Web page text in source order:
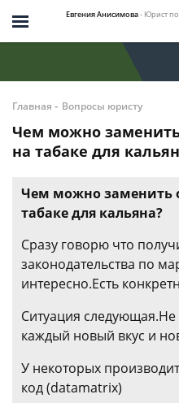
Евгения Анисимова- Юрист
Главная - Вопросы юристу
Чем можно
на табаке для
Чем можно заменить
табаке для кальяна?
Сразу говорю что
законодательства по
интересно.Есть
Ситуация следующая.Не
каждый новый вкус и
У некоторых
код (datamatrix)